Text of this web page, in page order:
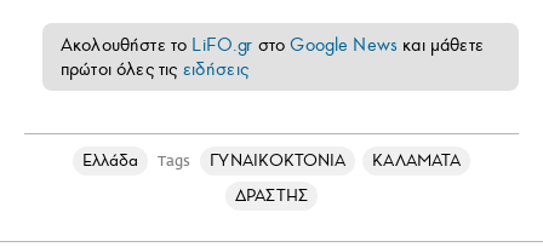
Ακολουθήστε το LiFO.gr στοGoogle News και μάθετε
πρώτοι όλες τις ειδήσεις
Ελλάδα Tags ΓΥΝΑΙΚΟΚΤΟΝΙΑ
ΚΑΛΑΜΑΤΑ
ΔΡΑΣΤΗΣ